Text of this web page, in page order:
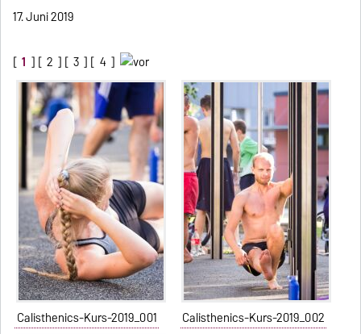
17. Juni 2019
[ 1 ] [ 2 ] [ 3 ] [ 4 ]
Calisthenics-Kurs-2019_001 Calisthenics-Kurs-2019_002